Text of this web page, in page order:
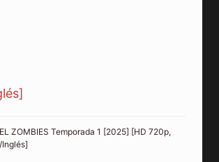
ZOMBIES Temporada 1 [2025] [HD 720p,